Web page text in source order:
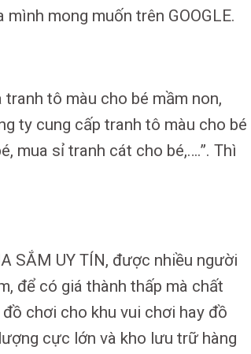
mong muốn trên GOOGLE.
tô màu cho bé mầm non,
ty cung cấp tranh tô màu cho bé
mua sỉ tranh cát cho bé,….”. Thì
SẮM UY TÍN, được nhiều người
để có giá thành thấp mà chất
chơi cho khu vui chơi hay đồ
cực lớn và kho lưu trữ hàng